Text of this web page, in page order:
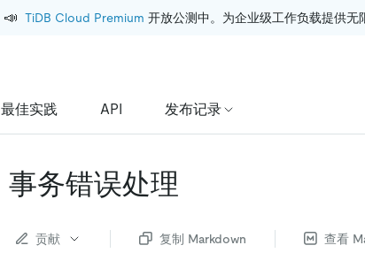
📣 TiDB Cloud Premium 开放公测中。为企业级工作负载提供无
最佳实践 API 发布记录
事务错误处理
贡献 复制 Markdown 查看